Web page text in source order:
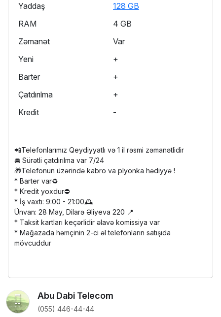
Yaddaş
128 GB
RAM
4 GB
Zəmanət
Var
Yeni
+
Barter
+
Çatdırılma
+
Kredit
-
📲Telefonlarımız Qeydiyyatlı və 1 il rəsmi zəmanətlidir
🚘 Sürətli çatdırılma var 7/24
🎁Telefonun üzərində kabro va plyonka hədiyyə !
* Barter var♻️
* Kredit yoxdur⛔️
* İş vaxtı: 9:00 - 21:00🕰️
Ünvan: 28 May, Dilarə Əliyeva 220 📍
* Taksit kartları keçərlidir əlavə komissiya var
* Mağazada həmçinin 2-ci əl telefonların satışıda
mövcuddur
Abu Dabi Telecom
(055) 446-44-44